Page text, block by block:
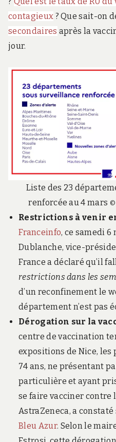
contagieux ? Que sait-on
secondaires après la
jour.
Liste des 23
renforcée au 4 mars ©
Restrictions à venir
Franceinfo, ce samedi 6
Dublanche, vice-
France a déclaré qu’il
restrictions dans les
d’un reconfinement le
département n’est pas
Dérogation sur la
centre de vaccination
expositions de Nice, les
74 ans, ne présentant
particulière et ayant
se faire vacciner contre
AstraZeneca, a
Bleu Azur. Selon le